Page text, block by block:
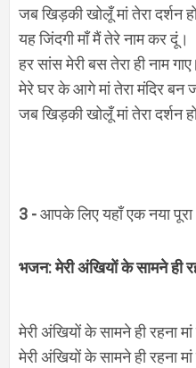
जब खिड़की खोलूँ मां तेरा दर्शन
यह जिंदगी माँ मैं तेरे नाम कर दूं।
हर सांस मेरी बस तेरा ही नाम
मेरे घर के आगे मां तेरा मंदिर बन
जब खिड़की खोलूँ मां तेरा दर्शन
3 -आपके लिए यहाँ एक नया
भजन: मेरी अंखियों के सामने ही
मेरी अंखियों के सामने ही रहना
मेरी अंखियों के सामने ही रहना